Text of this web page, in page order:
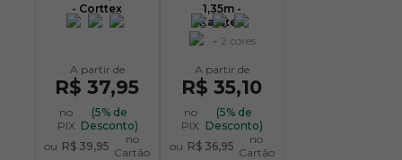
- Corttex
R$ 37,95
no
PIX
(5% de
Desconto)
ou R$ 39,95
no
Cartão
1,35m -
Karsten
+ 2 cores
R$ 35,10
no
PIX
(5% de
Desconto)
ou R$ 36,95
no
Cartão